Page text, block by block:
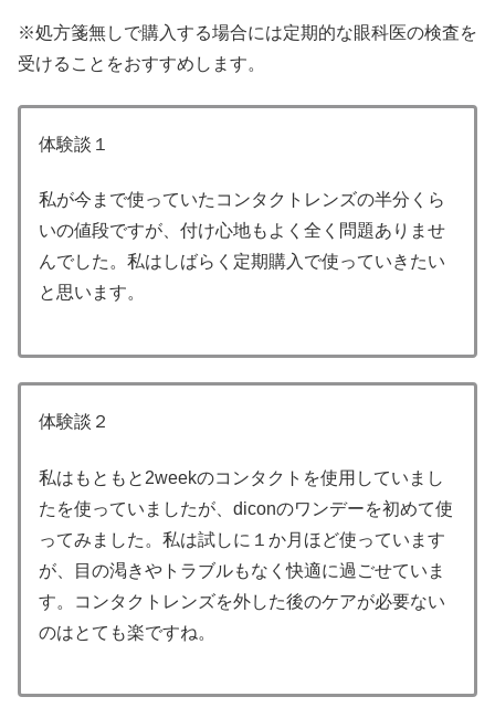
※処方箋無しで購入する場合には定期的な眼科医の検査を
受けることをおすすめします。
体験談１
私が今まで使っていたコンタクトレンズの半分くら
いの値段ですが、付け心地もよく全く問題ありませ
んでした。私はしばらく定期購入で使っていきたい
と思います。
体験談２
私はもともと2weekのコンタクトを使用していまし
たを使っていましたが、diconのワンデーを初めて使
ってみました。私は試しに１か月ほど使っています
が、目の渇きやトラブルもなく快適に過ごせていま
す。コンタクトレンズを外した後のケアが必要ない
のはとても楽ですね。